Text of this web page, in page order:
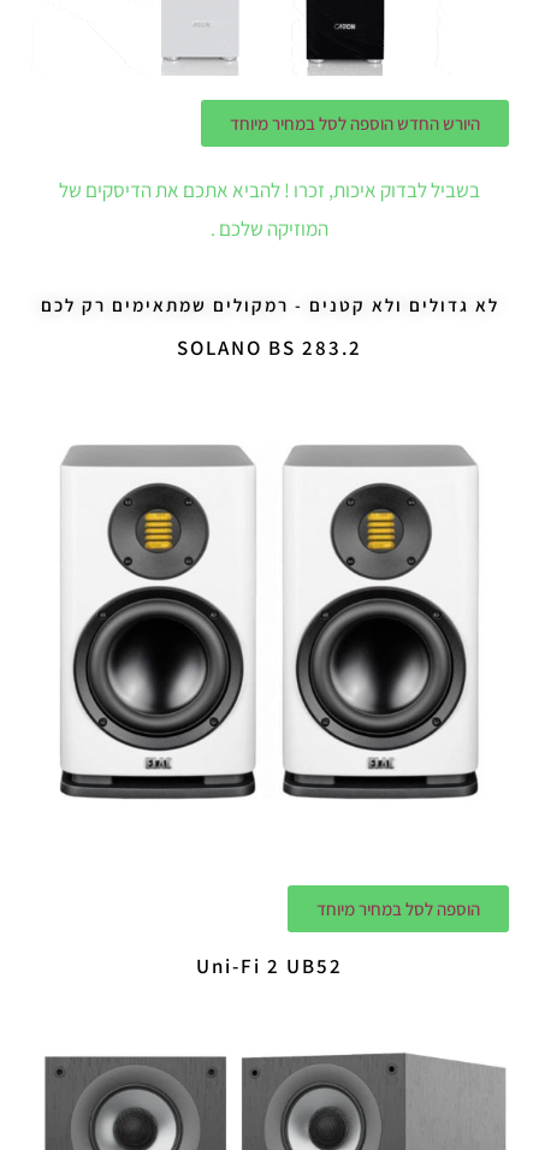
היורש החדש הוספה לסל במחיר מיוחד
בשביל לבדוק איכות, זכרו ! להביא אתכם את הדיסקים של
המוזיקה שלכם .
לא גדולים ולא קטנים - רמקולים שמתאימים רק לכם
SOLANO BS 283.2
הוספה לסל במחיר מיוחד
Uni-Fi 2 UB52